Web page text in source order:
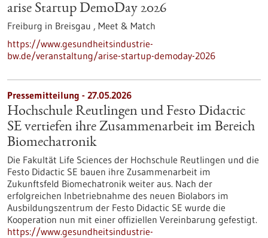
arise Startup DemoDay 2026
Freiburg in Breisgau , Meet & Match
https://www.gesundheitsindustrie-
bw.de/veranstaltung/arise-startup-demoday-2026
Pressemitteilung - 27.05.2026
Hochschule Reutlingen und Festo Didactic
SE vertiefen ihre Zusammenarbeit im Bereich
Biomechatronik
Die Fakultät Life Sciences der Hochschule Reutlingen und die
Festo Didactic SE bauen ihre Zusammenarbeit im
Zukunftsfeld Biomechatronik weiter aus. Nach der
erfolgreichen Inbetriebnahme des neuen Biolabors im
Ausbildungszentrum der Festo Didactic SE wurde die
Kooperation nun mit einer offiziellen Vereinbarung gefestigt.
https://www.gesundheitsindustrie-